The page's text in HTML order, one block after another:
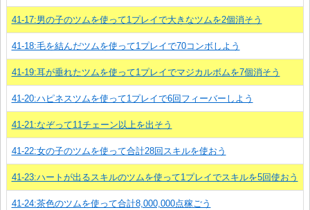
41-17:男の子のツムを使って1プレイで大きなツムを2個消そう
41-18:毛を結んだツムを使って1プレイで70コンボしよう
41-19:耳が垂れたツムを使って1プレイでマジカルボムを7個消そう
41-20:ハピネスツムを使って1プレイで6回フィーバーしよう
41-21:なぞって11チェーン以上を出そう
41-22:女の子のツムを使って合計28回スキルを使おう
41-23:ハートが出るスキルのツムを使って1プレイでスキルを5回使おう
41-24:茶色のツムを使って合計8,000,000点稼ごう